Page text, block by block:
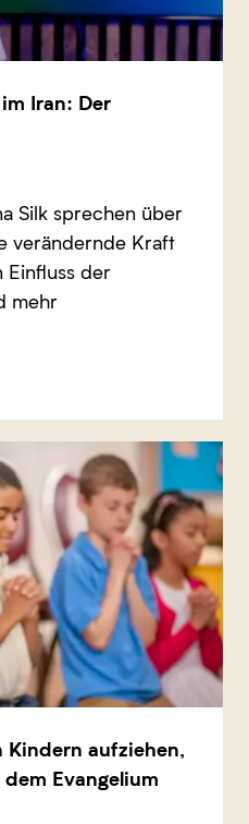
Iran: Der
Silk sprechen über
verändernde Kraft
Einfluss der
mehr
Kindern aufziehen,
Evangelium